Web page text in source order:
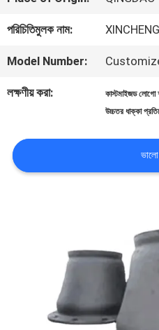
প্রদর্শন
সম্পর্কে
কারখানা
যোগাযোগ
পরিচিতিমুলক নাম: XINCHENG
Model Number:
লক্ষণীয় করা: কাস্টমাইজড
উচ্চতর ধাক্কা